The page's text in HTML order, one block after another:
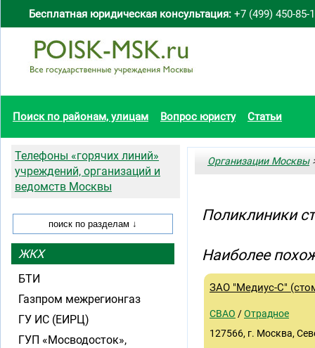
Бесплатная юридическая консультация: +7 (499) 450-85-
Поиск по районам, улицам Вопрос юристу Статьи
Организации Москвы
Поликлиники
Наиболее
ЗАО "Медиус-С"
СВАО /Отрадное
127566, г. Москва,
Телефоны «горячих линий»
учреждений, организаций и
ведомств Москвы
ЖКХ
БТИ
Газпром межрегионгаз
ГУ ИС (ЕИРЦ)
ГУП «Мосводосток»,